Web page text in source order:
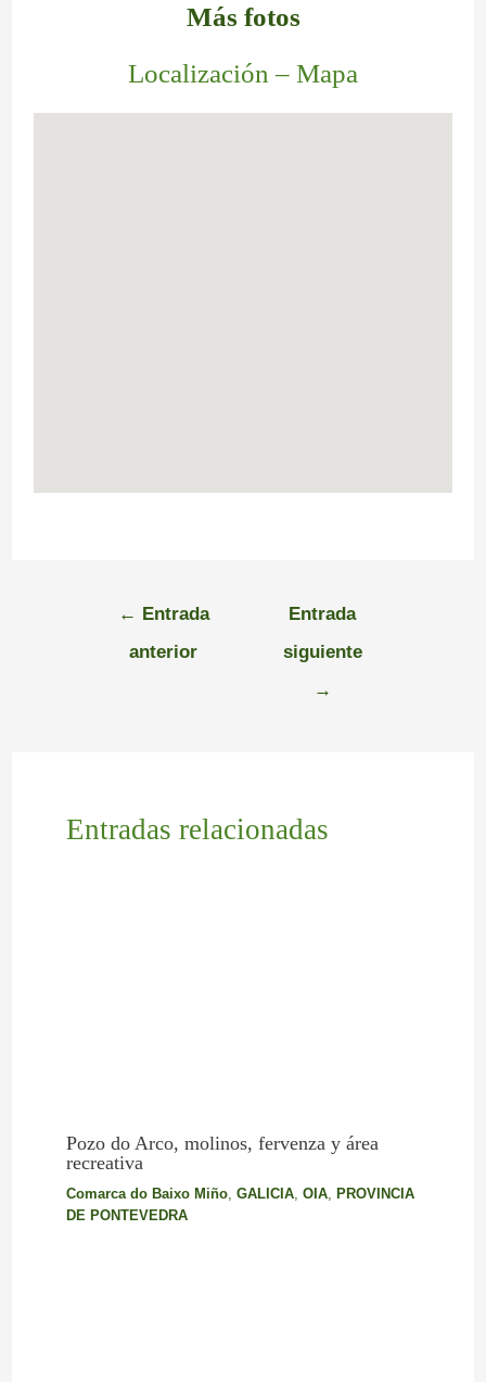
Más fotos
Localización – Mapa
← Entrada
anterior
Entrada
siguiente
→
Entradas relacionadas
Pozo do Arco, molinos, fervenza y área
recreativa
Comarca do Baixo Miño, GALICIA, OIA, PROVINCIA
DE PONTEVEDRA